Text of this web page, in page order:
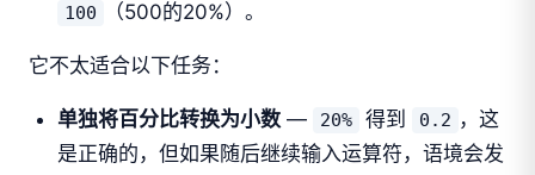
100 （500的20%）。
它不太适合以下任务：
单独将百分比转换为小数 — 20% 得到 0.2 ，这
是正确的，但如果随后继续输入运算符，语境会发